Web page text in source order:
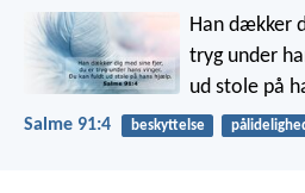
Han dækker
tryg under
ud stole på
Salme 91:4 beskyttelse